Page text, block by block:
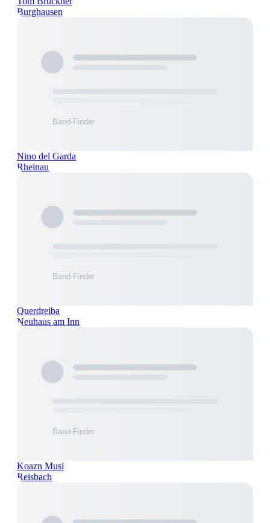
Burghausen
Nino del Garda
Rheinau
Querdreiba
Neuhaus am Inn
Koazn Musi
Reisbach